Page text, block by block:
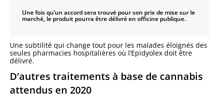
Une fois qu’un accord sera trouvé pour son prix de mise sur le
marché, le produit pourra être délivré en officine publique.
Une subtilité qui change tout pour les malades éloignés des
seules pharmacies hospitalières où l’Epidyolex doit être
délivré.
D’autres traitements à base de cannabis
attendus en 2020